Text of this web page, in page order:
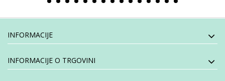
INFORMACIJE
INFORMACIJE O TRGOVINI